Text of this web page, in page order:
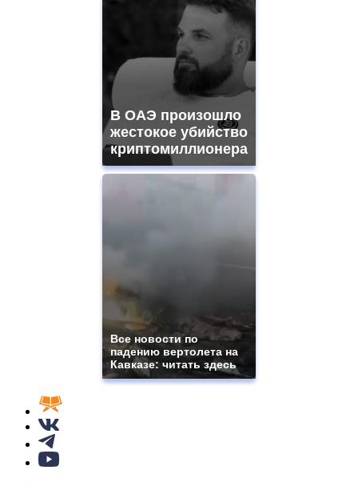
В ОАЭ произошло
жестокое убийство
криптомиллионера
Все новости по
падению вертолета на
Кавказе: читать здесь